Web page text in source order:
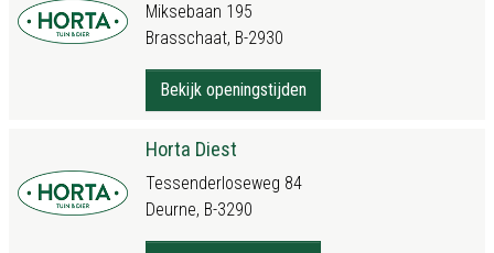
Miksebaan 195
Brasschaat, B-2930
Bekijk openingstijden
Horta Diest
Tessenderloseweg 84
Deurne, B-3290